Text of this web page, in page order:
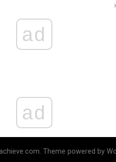
ad
ad
Theme powered by